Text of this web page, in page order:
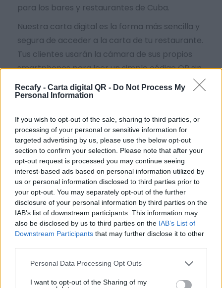
Recafy - Carta digital QR - Do Not Process My
Personal Information
If you wish to opt-out of the sale, sharing to third parties, or
processing of your personal or sensitive information for
targeted advertising by us, please use the below opt-out
section to confirm your selection. Please note that after your
opt-out request is processed you may continue seeing
interest-based ads based on personal information utilized by
us or personal information disclosed to third parties prior to
your opt-out. You may separately opt-out of the further
disclosure of your personal information by third parties on the
IAB’s list of downstream participants. This information may
also be disclosed by us to third parties on the IAB’s List of
Downstream Participants that may further disclose it to other
Please note that this website/app uses one or more Google
not limited to your visit or usage behaviour. You may click to
Personal Data Processing Opt Outs
I want to opt-out of the Sharing of my
para los bares y restaurantes de Cuba.
Nuestra carta digital es la forma más sencilla y
segura de acceder a la carta de tu restaurante.
Tus clientes usarán la cámara de sus propios
smartphones para leer un simple código QR sin
necesidad de instalar ninguna aplicación.
Hacemos accesible la digitalización de la
hostelería sin importar el tamaño del negocio. Si
necesitas ayuda o no tienes tiempo, podemos
digitalizar la carta por ti.
Por eso hemos diseñado un sistema capaz de
ayudar a tu negocio a adaptarse a las
circunstancias actuales que nuestro país está
viviendo. Contamos con una carta de servicios
que pueden ayudarte a aminorar las cargas de
trabajo en tu negocio o empresa para que
apoyo que merecen. Llega la transformación